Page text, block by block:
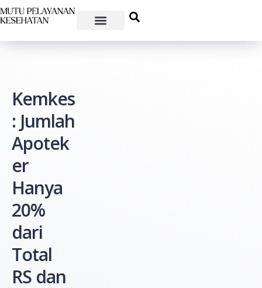
Kemkes
: Jumlah
Apotek
er
Hanya
20%
dari
Total
RS dan